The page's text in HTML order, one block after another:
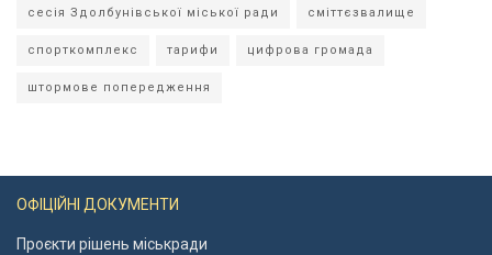
сесія Здолбунівської міської ради сміттєзвалище
спорткомплекс тарифи цифрова громада
штормове попередження
ОФІЦІЙНІ ДОКУМЕНТИ
Проєкти рішень міськради